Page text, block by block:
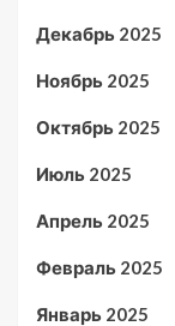
Декабрь 2025
Ноябрь 2025
Октябрь 2025
Июль 2025
Апрель 2025
Февраль 2025
Январь 2025